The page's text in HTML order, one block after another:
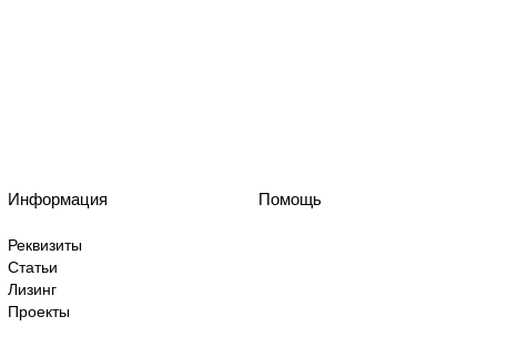
Информация
Реквизиты
Статьи
Лизинг
Проекты
Помощь